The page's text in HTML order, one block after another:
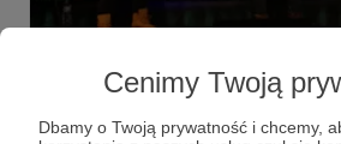
Cenimy Twoją
Dbamy o Twoją prywatność i chcemy,
Nowy "Puls Tygodnia" od
Bo niektórzy dostają wcześniej ;)